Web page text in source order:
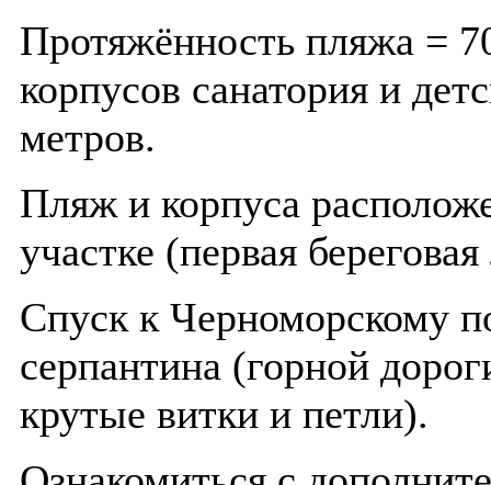
Протяжённость пляжа =
корпусов санатория и
метров.
Пляж и корпуса
участке (первая
Спуск к Черноморскому
серпантина (горной
крутые витки и петли).